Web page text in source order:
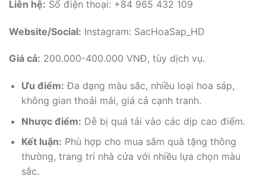
Liên hệ: Số điện thoại: +84 965 432 109
Website/Social: Instagram: SacHoaSap_HD
Giá cả: 200.000-400.000 VNĐ, tùy dịch vụ.
Ưu điểm: Đa dạng màu sắc, nhiều loại hoa sáp,
không gian thoải mái, giá cả cạnh tranh.
Nhược điểm: Dễ bị quá tải vào các dịp cao điểm.
Kết luận: Phù hợp cho mua sắm quà tặng thông
thường, trang trí nhà cửa với nhiều lựa chọn màu
sắc.